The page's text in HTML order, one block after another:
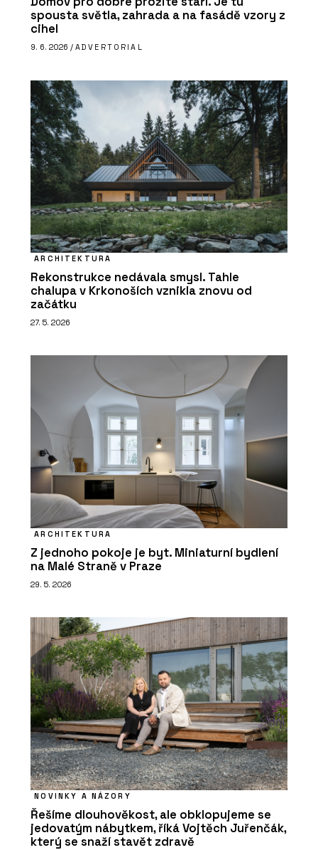
spousta světla, zahrada a na fasádě vzory z
cihel
9. 6. 2026 / ADVERTORIAL
ARCHITEKTURA
Rekonstrukce nedávala smysl. Tahle
chalupa v Krkonoších vznikla znovu od
začátku
27. 5. 2026
ARCHITEKTURA
Z jednoho pokoje je byt. Miniaturní bydlení
na Malé Straně v Praze
29. 5. 2026
NOVINKY A NÁZORY
Řešíme dlouhověkost, ale obklopujeme se
jedovatým nábytkem, říká Vojtěch Juřenčák,
který se snaží stavět zdravě